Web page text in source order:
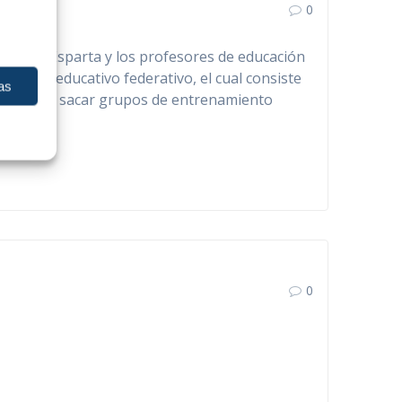
0
Club Esparta y los profesores de educación
educativo federativo, el cual consiste
física y sacar grupos de entrenamiento
0